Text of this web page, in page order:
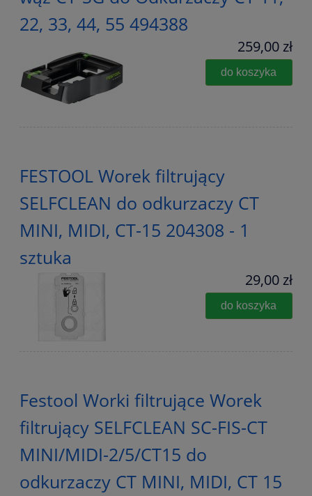
22, 33, 44, 55 494388
259,00 zł
do koszyka
FESTOOL Worek filtrujący
SELFCLEAN do odkurzaczy CT
MINI, MIDI, CT-15 204308 - 1
sztuka
29,00 zł
do koszyka
Festool Worki filtrujące Worek
filtrujący SELFCLEAN SC-FIS-CT
MINI/MIDI-2/5/CT15 do
odkurzaczy CT MINI, MIDI, CT 15